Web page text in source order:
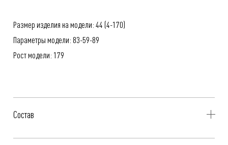
Размер изделия на модели: 44 (4-170)
Параметры модели: 83-59-89
Рост модели: 179
Состав